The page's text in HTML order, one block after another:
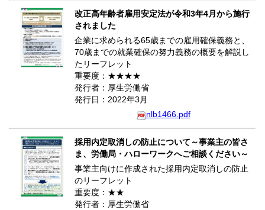
改正高年齢者雇用安定法が令和3年4月から施行
されました
企業に求められる65歳までの雇用確保義務と、
70歳までの就業確保の努力義務の概要を解説し
たリーフレット
重要度：★★★★
発行者：厚生労働省
発行日：2022年3月
nlb1466.pdf
採用内定取消しの防止について～事業主の皆さ
ま、労働局・ハローワークへご相談ください～
事業主向けに作成された採用内定取消しの防止
のリーフレット
重要度：★★
発行者：厚生労働省